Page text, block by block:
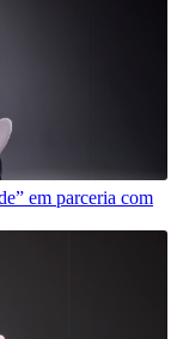
em parceria com